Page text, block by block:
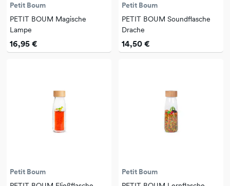
Petit Boum
PETIT BOUM Magische
Lampe
16,95 €
Petit Boum
PETIT BOUM Soundflasche
Drache
14,50 €
Petit Boum
Petit Boum